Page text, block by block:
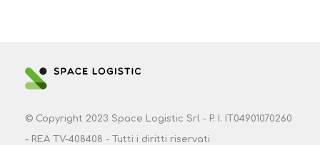
SCRIVICI UNA EMAIL
© Copyright 2023 Space Logistic Srl - P. I. IT04901070260
- REA TV-408408 - Tutti i diritti riservati